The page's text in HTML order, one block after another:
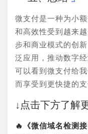
微支付是一种为小
和高效性受到越来
步和商业模式的创
泛应用，推动数字
可以看到微支付给
而享受到更快捷的支
↓点击下方了解
🔥《微信域名检测